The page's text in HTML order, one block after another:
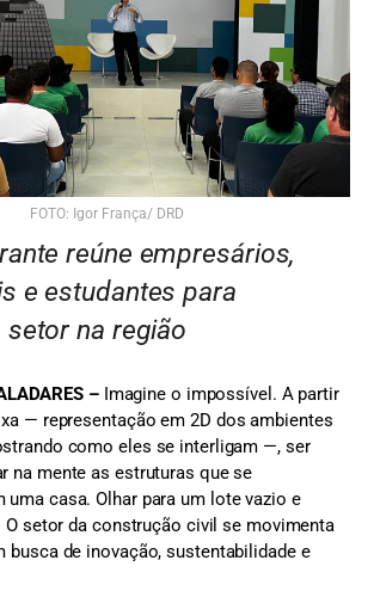
FOTO: Igor França/ DRD
reúne empresários,
e estudantes para
na região
– Imagine o impossível. A partir
— representação em 2D dos ambientes
como eles se interligam —, ser
na mente as estruturas que se
uma casa. Olhar para um lote vazio e
O setor da construção civil se movimenta
busca de inovação, sustentabilidade e